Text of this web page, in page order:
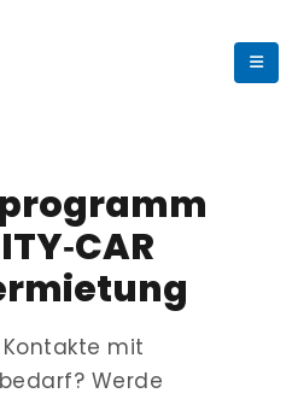
mit
Werde